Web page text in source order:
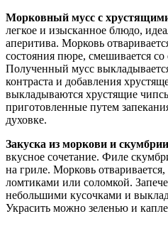
Морковный мусс с
легкое и изысканное блюдо,
аперитива. Морковь
состояния пюре, смешивается
Полученный мусс
контраста и добавления
выкладываются хрустящие
приготовленные путем
духовке.
Закуска из моркови и
вкусное сочетание. Филе
на гриле. Морковь
ломтиками или соломкой.
небольшими кусочками и
Украсить можно зеленью и